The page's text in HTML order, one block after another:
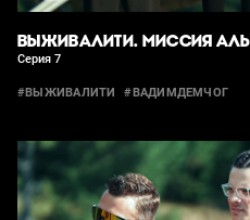
ВЫЖИВАЛИТИ. МИССИЯ
Серия 7
#ВЫЖИВАЛИТИ #ВАДИМДЕМЧОГ